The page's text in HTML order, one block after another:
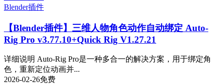
Blender插件
【Blender插件】三维人物角色动作自动绑定 Auto-
Rig Pro v3.77.10+Quick Rig V1.27.21
详细说明 Auto-Rig Pro是一种多合一的解决方案，用于绑定角
色，重新定位动画并...
2026-02-26免费